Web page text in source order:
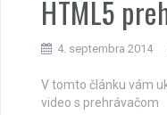
HTML5
4. septembra 2014
V tomto článku vám
video s prehrávačom